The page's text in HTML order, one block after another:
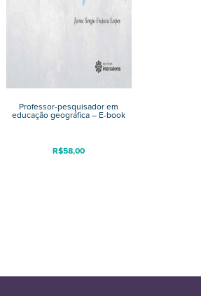
Professor-pesquisador em
educação geográfica – E-book
R$58,00